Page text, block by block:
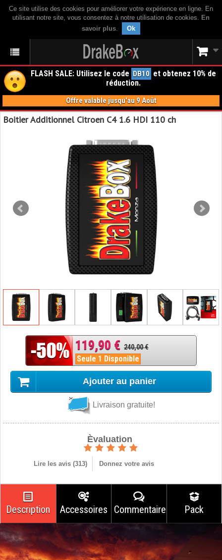
Ce site utilise des cookies pour améliorer votre expérience en ligne. En
utilisant notre site, vous consentez à notre utilisation de cookies. En
savoir plus. Ok
FLASH SALE: Utilisez le code DB10 et obtenez 10% de
réduction.
Offre valable jusqu'au 9 Août
Boitier Additionnel Citroen C4 1.6 HDI 110 ch
119,90 € 240,00 €
Seule 1 Disponible
Ajouter au panier
Livraison gratuite!
Èvaluation
Lire les avis (313) Donnez votre avis
Description Accessoires Commentaires Pack